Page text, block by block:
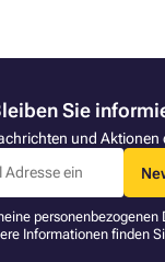
Sie
und Aktionen
Informationen finden